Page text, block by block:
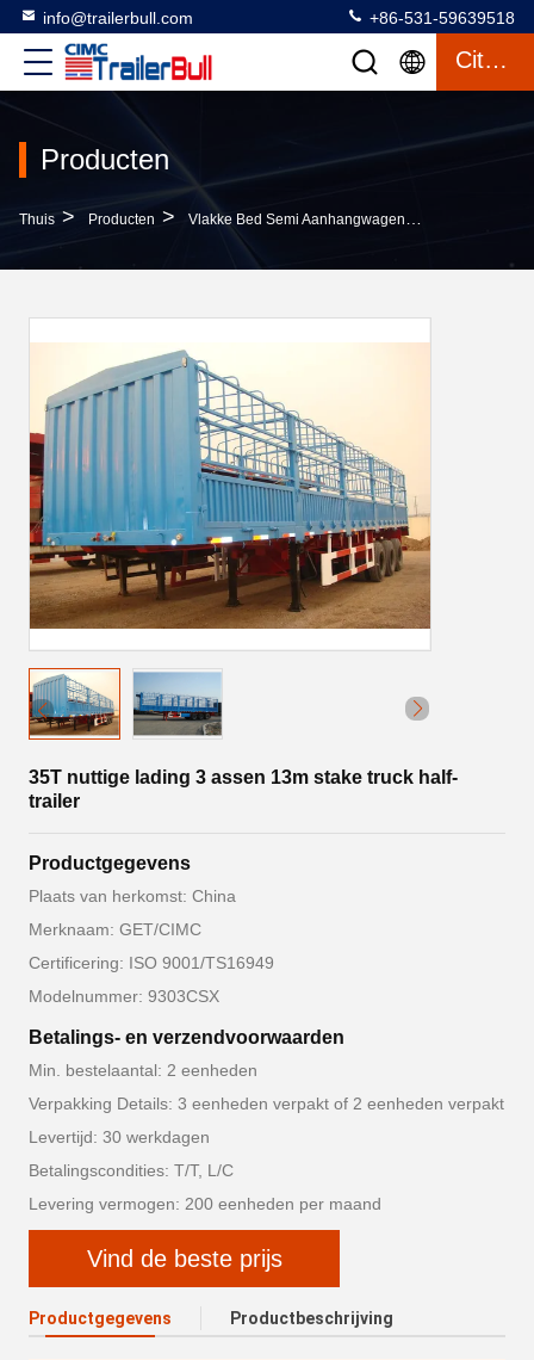
info@trailerbull.com +86-531-59639518
Citaat
Producten
Thuis > Producten > Vlakke Bed Semi Aanhangwagen >
35T nuttige lading 3 assen 13m stake truck half-
trailer
Productgegevens
Plaats van herkomst: China
Merknaam: GET/CIMC
Certificering: ISO 9001/TS16949
Modelnummer: 9303CSX
Betalings- en verzendvoorwaarden
Min. bestelaantal: 2 eenheden
Verpakking Details: 3 eenheden verpakt of 2 eenheden verpakt
Levertijd: 30 werkdagen
Betalingscondities: T/T, L/C
Levering vermogen: 200 eenheden per maand
Vind de beste prijs
Productgegevens Productbeschrijving